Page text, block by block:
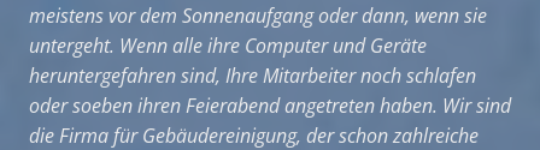
meistens vor dem Sonnenaufgang oder dann, wenn sie
untergeht. Wenn alle ihre Computer und Geräte
heruntergefahren sind, Ihre Mitarbeiter noch schlafen
oder soeben ihren Feierabend angetreten haben. Wir sind
die Firma für Gebäudereinigung, der schon zahlreiche